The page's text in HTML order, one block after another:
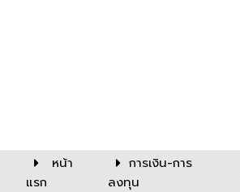
หน้า
แรก
การเงิน-การ
ลงทุน